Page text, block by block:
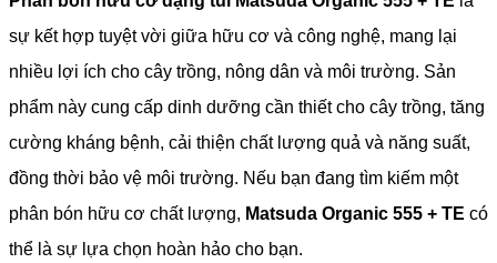
sự kết hợp tuyệt vời giữa hữu cơ và công nghệ, mang lại
nhiều lợi ích cho cây trồng, nông dân và môi trường. Sản
phẩm này cung cấp dinh dưỡng cần thiết cho cây trồng, tăng
cường kháng bệnh, cải thiện chất lượng quả và năng suất,
đồng thời bảo vệ môi trường. Nếu bạn đang tìm kiếm một
phân bón hữu cơ chất lượng, Matsuda Organic 555 + TE có
thể là sự lựa chọn hoàn hảo cho bạn.